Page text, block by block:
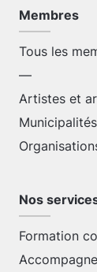
Membres
Tous les
—
Artistes et
Municipalités
Nos
Formation